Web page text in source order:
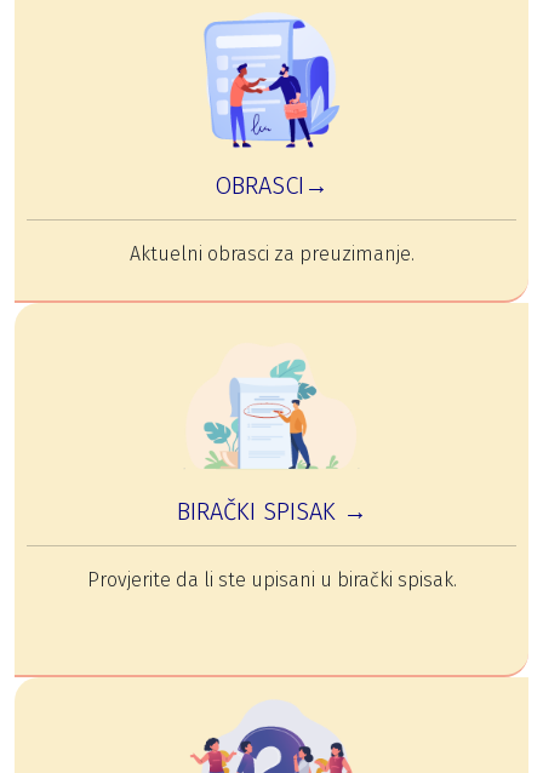
OBRASCI→
Aktuelni obrasci za preuzimanje.
BIRAČKI SPISAK →
Provjerite da li ste upisani u birački spisak.